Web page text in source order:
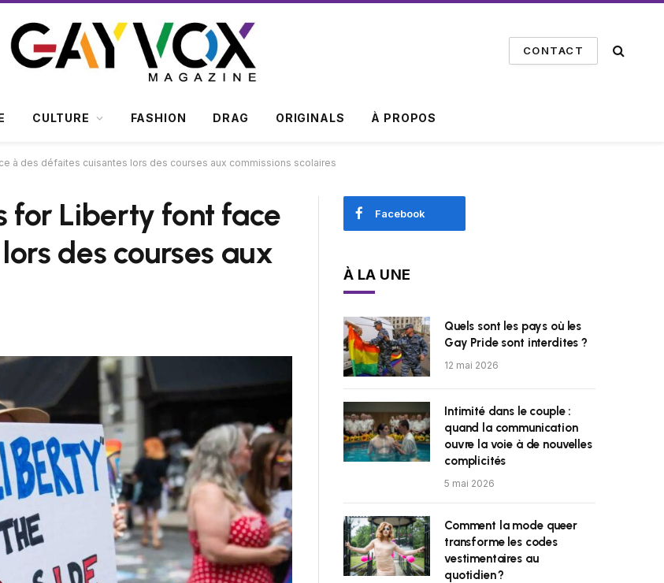
CONTACT
CULTURE FASHION DRAG ORIGINALS À PROPOS
à des défaites cuisantes lors des courses aux commissions scolaires
for Liberty font face
des courses aux
Facebook
À LA UNE
Quels sont les pays où les
Gay Pride sont interdites ?
12 mai 2026
Intimité dans le couple :
quand la communication
ouvre la voie à de nouvelles
complicités
5 mai 2026
Comment la mode queer
transforme les codes
vestimentaires au
quotidien ?